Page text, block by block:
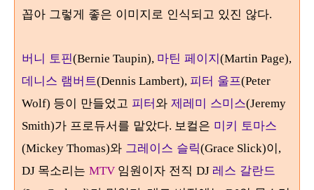
꼽아 그렇게 좋은 이미지로 인식되고 있진 않다.
버니 토핀(Bernie Taupin), 마틴 페이지(Martin Page),
데니스 램버트(Dennis Lambert), 피터 울프(Peter
Wolf) 등이 만들었고 피터와 제레미 스미스(Jeremy
Smith)가 프로듀서를 맡았다. 보컬은 미키 토마스
(Mickey Thomas)와 그레이스 슬릭(Grace Slick)이,
DJ 목소리는 MTV 임원이자 전직 DJ 레스 갈란드